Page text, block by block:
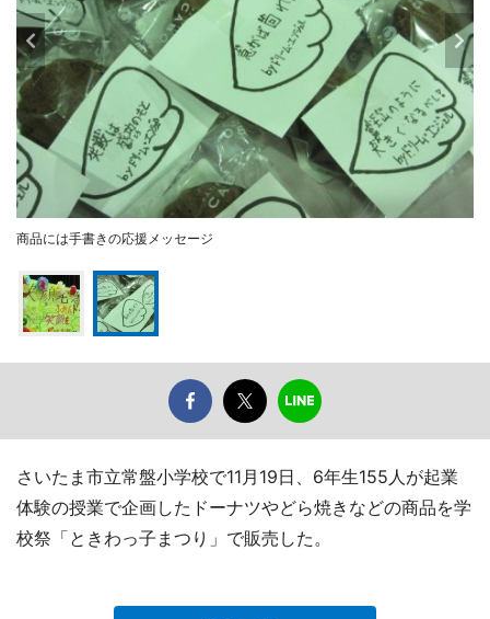
商品には手書きの応援メッセージ
さいたま市立常盤小学校で11月19日、6年生155人が起業
体験の授業で企画したドーナツやどら焼きなどの商品を学
校祭「ときわっ子まつり」で販売した。